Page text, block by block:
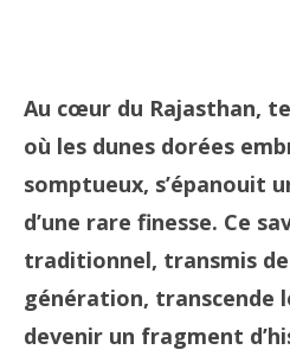
Au cœur du Rajasthan,
où les dunes dorées
somptueux, s’épanouit
d’une rare finesse. Ce
traditionnel, transmis
génération, transcende
devenir un fragment